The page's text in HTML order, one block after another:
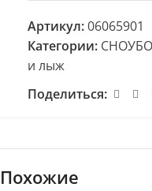
Артикул:06065901
Категории:
и лыж
Поделиться:
Похожие